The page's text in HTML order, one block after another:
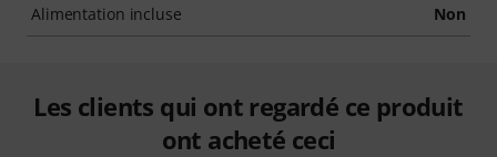
Alimentation incluse Non
Les clients qui ont regardé ce produit
ont acheté ceci